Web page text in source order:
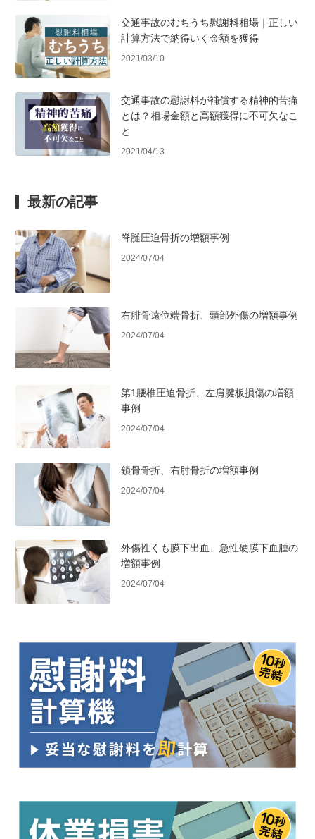
交通事故のむちうち慰謝料相場｜正しい
計算方法で納得いく金額を獲得
2021/03/10
交通事故の慰謝料が補償する精神的苦痛
とは？相場金額と高額獲得に不可欠なこ
と
2021/04/13
最新の記事
脊髄圧迫骨折の増額事例
2024/07/04
右腓骨遠位端骨折、頭部外傷の増額事例
2024/07/04
第1腰椎圧迫骨折、左肩腱板損傷の増額
事例
2024/07/04
鎖骨骨折、右肘骨折の増額事例
2024/07/04
外傷性くも膜下出血、急性硬膜下血腫の
増額事例
2024/07/04